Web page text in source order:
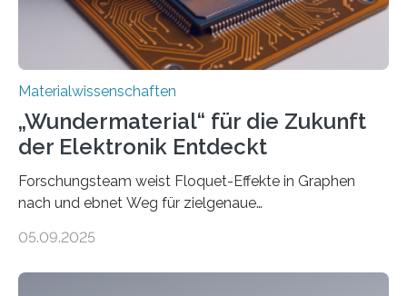
und Alexander Paarmann vom Fritz-Haber-Institut
leiteten ein internationales Forschungsprojekt, das…
Materialwissenschaften
„Wundermaterial“ für die Zukunft
der Elektronik Entdeckt
Forschungsteam weist Floquet-Effekte in Graphen
nach und ebnet Weg für zielgenaue
– nur eine Atomlage dick, aber extrem leitfähig und
05.09.2025